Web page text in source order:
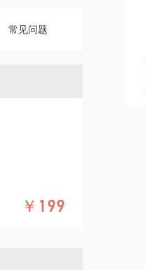
常见问题
￥199